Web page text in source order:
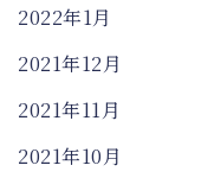
2022年1月
2021年12月
2021年11月
2021年10月